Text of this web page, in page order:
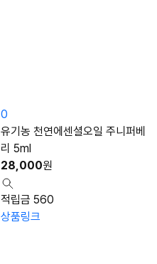
0
유기농 천연에센셜오일 주니퍼베
리 5ml
28,000원
적립금 560
상품링크